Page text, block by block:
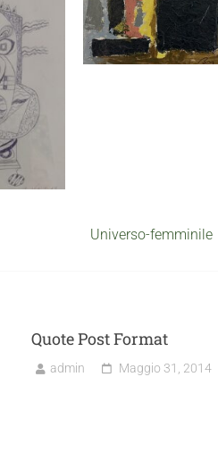
Universo-femminile
Quote Post Format
admin Maggio 31, 2014